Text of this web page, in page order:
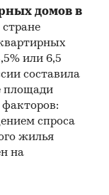
анализ
имеет
в
В общем
состояние в
домов в
стране
или 6,5
составила
площади
факторов:
спроса
жилья
на